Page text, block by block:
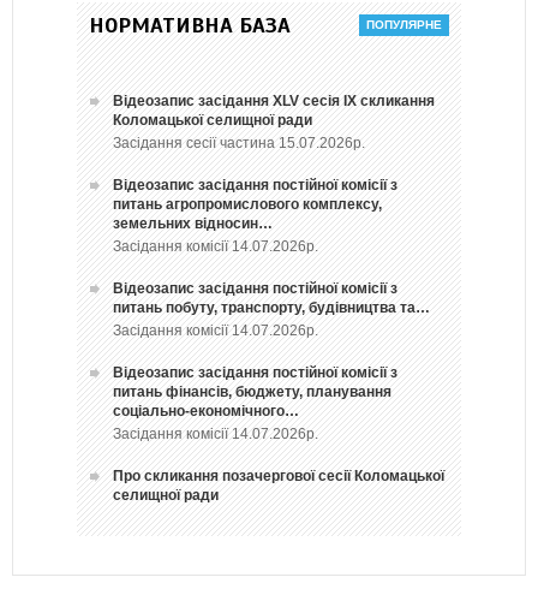
НОРМАТИВНА БАЗА
Відеозапис засідання ХLV сесія ІХ скликання
Коломацької селищної ради
Засідання сесії частина 15.07.2026р.
Відеозапис засідання постійної комісії з
питань агропромислового комплексу,
земельних відносин…
Засідання комісії 14.07.2026р.
Відеозапис засідання постійної комісії з
питань побуту, транспорту, будівництва та…
Засідання комісії 14.07.2026р.
Відеозапис засідання постійної комісії з
питань фінансів, бюджету, планування
соціально-економічного…
Засідання комісії 14.07.2026р.
Про скликання позачергової сесії Коломацької
селищної ради